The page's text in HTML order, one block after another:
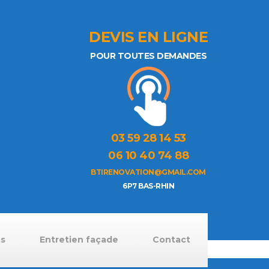
DEVIS EN LIGNE
POUR TOUTES DEMANDES
03 59 28 14 53
06 10 40 74 88
BTIRENOVATION@GMAIL.COM
6P7 BAS-RHIN
Entretien façade Contact